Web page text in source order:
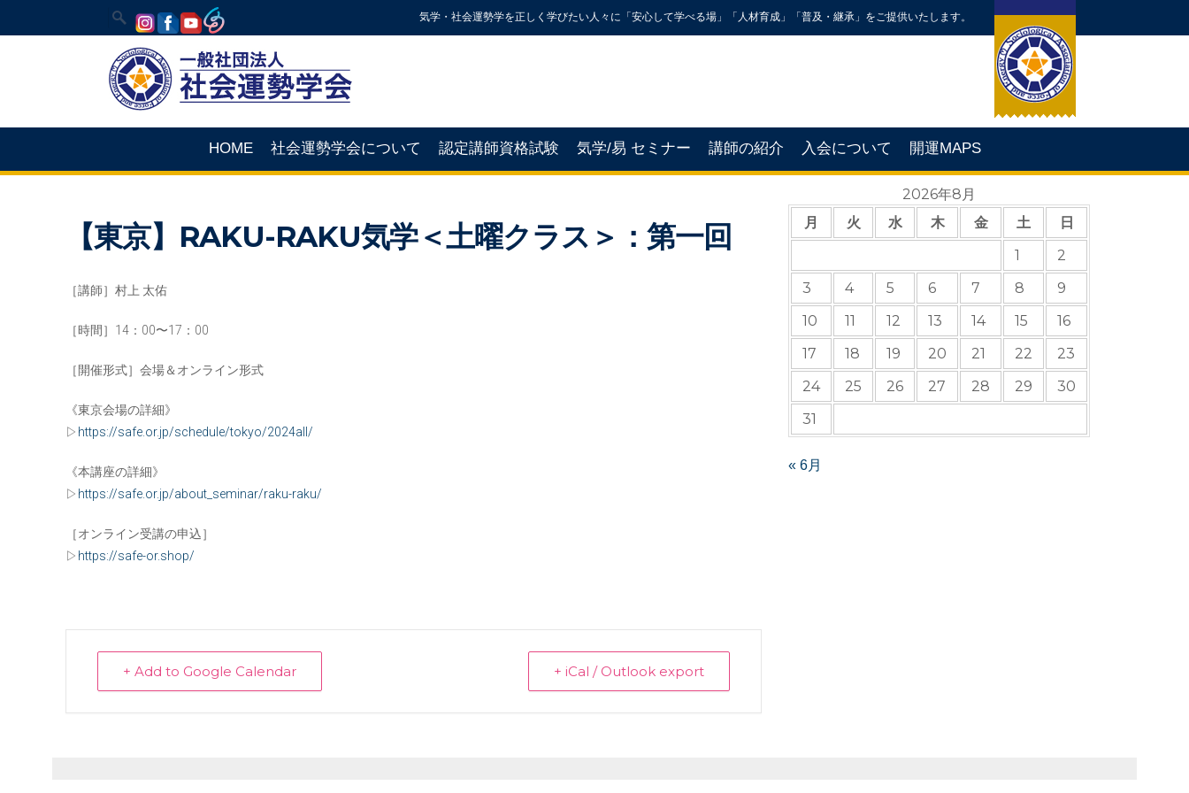
気学・社会運勢学を正しく学びたい人々に「安心して学べる場」「人材育成」「普及・継承」をご提供いたします。
HOME 社会運勢学会について 認定講師資格試験 気学/易 セミナー 講師の紹介 入会について 開運MAPS
【東京】RAKU-RAKU気学＜土曜クラス＞：第一回
［講師］村上 太佑
［時間］14：00〜17：00
［開催形式］会場＆オンライン形式
《東京会場の詳細》
▷ https://safe.or.jp/schedule/tokyo/2024all/
《本講座の詳細》
▷ https://safe.or.jp/about_seminar/raku-raku/
［オンライン受講の申込］
▷ https://safe-or.shop/
+ Add to Google Calendar + iCal / Outlook export
2026年8月
月
火 水 木 金 土
日
1
2
3
4 5 6 7 8
9
10
11 12 13 14 15
16
17
18 19 20 21 22
23
24
25 26 27 28 29
30
31
« 6月